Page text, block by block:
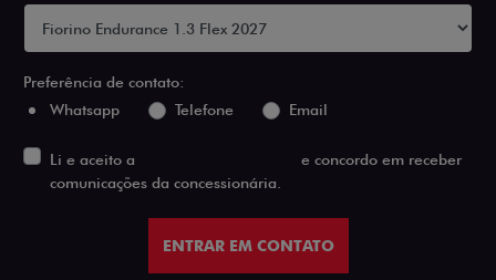
Preferência de contato:
Whatsapp
Telefone Email
Li e aceito a
e concordo em receber
comunicações da concessionária.
ENTRAR EM CONTATO